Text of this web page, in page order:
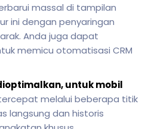
massal di tampilan
ini dengan penyaringan
Anda juga dapat
memicu otomatisasi CRM
untuk mobil
melalui beberapa titik
langsung dan historis